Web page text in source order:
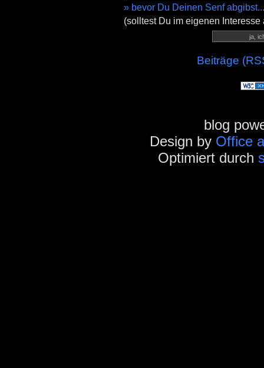
» bevor Du Deinen Senf abgibst...
(solltest Du im eigenen
Beiträge
blog
Design by Office
Optimiert durch